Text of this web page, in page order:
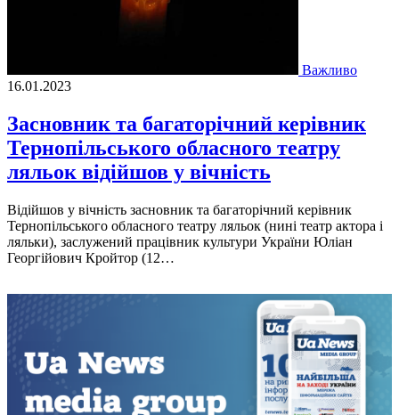
Важливо
16.01.2023
Засновник та багаторічний керівник
Тернопільського обласного театру
ляльок відійшов у вічність
Вiдiйшов у вiчнiсть засновник та багаторiчний керiвник
Тернопiльського обласного театру ляльок (нинi театр актора i
ляльки), заслужений працiвник культури України Юлiан
Георгiйович Кройтор (12…